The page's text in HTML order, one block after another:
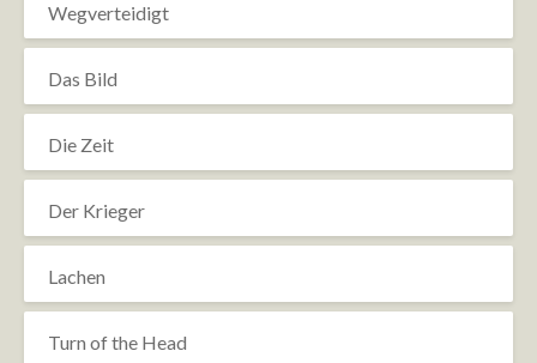
Wegverteidigt
Das Bild
Die Zeit
Der Krieger
Lachen
Turn of the Head